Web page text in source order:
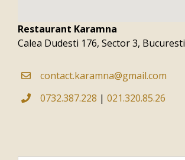
Restaurant Karamna
Calea Dudesti 176, Sector 3, Bucuresti
contact.karamna@gmail.com
0732.387.228 |021.320.85.26